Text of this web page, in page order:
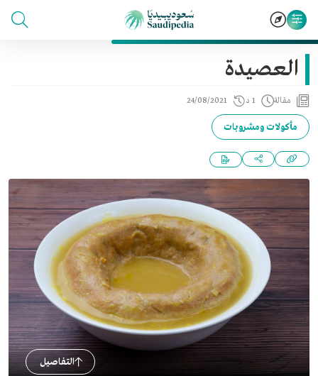
العصيدة
مقالة 1 د 24/08/2021
مأكولات ومشروبات
التفاصيل